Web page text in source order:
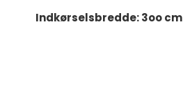
Indkørselsbredde: 3oo cm